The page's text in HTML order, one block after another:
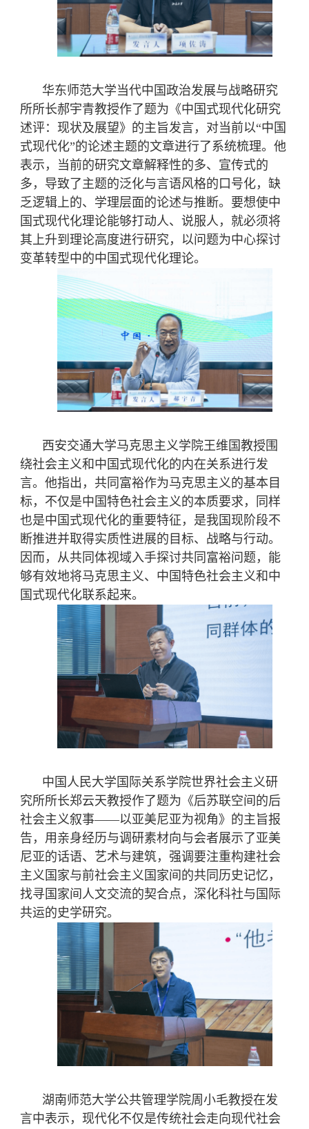
华东师范大学当代中国政治发展与战略研究
所所长郝宇青教授作了题为《中国式现代化研究
述评：现状及展望》的主旨发言，对当前以“中国
式现代化”的论述主题的文章进行了系统梳理。他
表示，当前的研究文章解释性的多、宣传式的
多，导致了主题的泛化与言语风格的口号化，缺
乏逻辑上的、学理层面的论述与推断。要想使中
国式现代化理论能够打动人、说服人，就必须将
其上升到理论高度进行研究，以问题为中心探讨
变革转型中的中国式现代化理论。
西安交通大学马克思主义学院王维国教授围
绕社会主义和中国式现代化的内在关系进行发
言。他指出，共同富裕作为马克思主义的基本目
标，不仅是中国特色社会主义的本质要求，同样
也是中国式现代化的重要特征，是我国现阶段不
断推进并取得实质性进展的目标、战略与行动。
因而，从共同体视域入手探讨共同富裕问题，能
够有效地将马克思主义、中国特色社会主义和中
国式现代化联系起来。
中国人民大学国际关系学院世界社会主义研
究所所长郑云天教授作了题为《后苏联空间的后
社会主义叙事——以亚美尼亚为视角》的主旨报
告，用亲身经历与调研素材向与会者展示了亚美
尼亚的话语、艺术与建筑，强调要注重构建社会
主义国家与前社会主义国家间的共同历史记忆，
找寻国家间人文交流的契合点，深化科社与国际
共运的史学研究。
湖南师范大学公共管理学院周小毛教授在发
言中表示，现代化不仅是传统社会走向现代社会